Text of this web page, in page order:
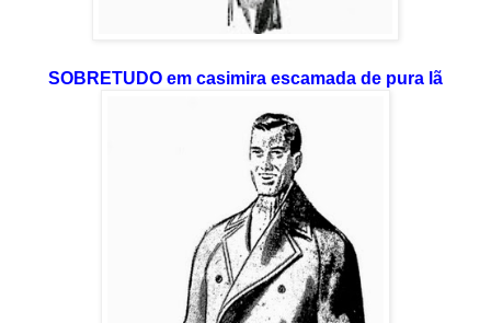
SOBRETUDO em casimira escamada de pura lã